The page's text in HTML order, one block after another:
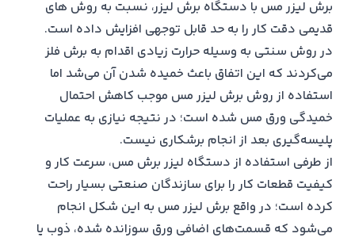
برش لیزر مس با دستگاه برش لیزر، نسبت به روش های
قدیمی دقت کار را به حد قابل توجهی افزایش داده است.
در روش سنتی به وسیله حرارت زیادی اقدام به برش فلز
می‌کردند که این اتفاق باعث خمیده شدن آن می‌شد اما
استفاده از روش برش لیزر مس موجب کاهش احتمال
خمیدگی ورق مس شده است؛ در نتیجه نیازی به عملیات
پلیسه‌گیری بعد از انجام برشکاری نیست.
از طرفی استفاده از دستگاه‌ لیزر برش مس، سرعت کار و
کیفیت قطعات کار را برای سازندگان صنعتی بسیار راحت
کرده است؛ در واقع برش لیزر مس به این شکل انجام
می‌شود که قسمت‌های اضافی ورق سوزانده شده، ذوب یا